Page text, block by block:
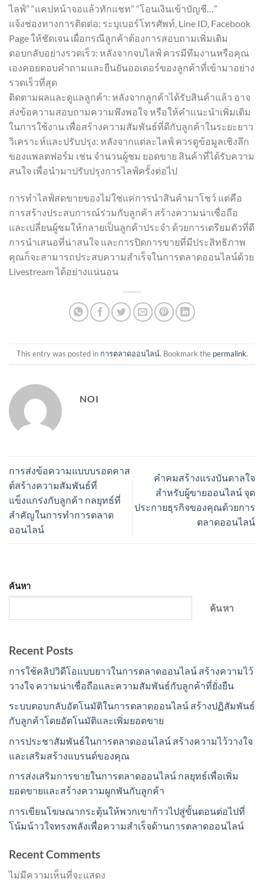
ไลฟ์” “แคปหน้าจอแล้วทักแชท” “โอนเงินเข้าบัญชี…”
แจ้งช่องทางการติดต่อ: ระบุเบอร์โทรศัพท์, Line ID, Facebook
Page ให้ชัดเจน เผื่อกรณีลูกค้าต้องการสอบถามเพิ่มเติม
ตอบกลับอย่างรวดเร็ว: หลังจากจบไลฟ์ ควรมีทีมงานหรือคุณ
เองคอยตอบคำถามและยืนยันออเดอร์ของลูกค้าที่เข้ามาอย่าง
รวดเร็วที่สุด
ติดตามผลและดูแลลูกค้า: หลังจากลูกค้าได้รับสินค้าแล้ว อาจ
ส่งข้อความสอบถามความพึงพอใจ หรือให้คำแนะนำเพิ่มเติม
ในการใช้งาน เพื่อสร้างความสัมพันธ์ที่ดีกับลูกค้าในระยะยาว
วิเคราะห์และปรับปรุง: หลังจากแต่ละไลฟ์ ควรดูข้อมูลเชิงลึก
ของแพลตฟอร์ม เช่น จำนวนผู้ชม ยอดขาย สินค้าที่ได้รับความ
สนใจ เพื่อนำมาปรับปรุงการไลฟ์ครั้งต่อไป
การทำไลฟ์สดขายของไม่ใช่แค่การนำสินค้ามาโชว์ แต่คือ
การสร้างประสบการณ์ร่วมกับลูกค้า สร้างความน่าเชื่อถือ
และเปลี่ยนผู้ชมให้กลายเป็นลูกค้าประจำ ด้วยการเตรียมตัวที่ดี
การนำเสนอที่น่าสนใจ และการปิดการขายที่มีประสิทธิภาพ
คุณก็จะสามารถประสบความสำเร็จในการตลาดออนไลน์ด้วย
Livestream ได้อย่างแน่นอน
This entry was posted in การตลาดออนไลน์. Bookmark the permalink.
NOI
การส่งข้อความแบบบรอดคาส
ต์สร้างความสัมพันธ์ที่
แข็งแกร่งกับลูกค้า กลยุทธ์ที่
สำคัญในการทำการตลาด
ออนไลน์
คำคมสร้างแรงบันดาลใจ
สำหรับผู้ขายออนไลน์ จุด
ประกายธุรกิจของคุณด้วยการ
ตลาดออนไลน์
ค้นหา
ค้นหา
Recent Posts
การใช้คลิปวิดีโอแบบยาวในการตลาดออนไลน์ สร้างความไว้
วางใจ ความน่าเชื่อถือและความสัมพันธ์กับลูกค้าที่ยั่งยืน
ระบบตอบกลับอัตโนมัติในการตลาดออนไลน์ สร้างปฏิสัมพันธ์
กับลูกค้าโดยอัตโนมัติและเพิ่มยอดขาย
การประชาสัมพันธ์ในการตลาดออนไลน์ สร้างความไว้วางใจ
และเสริมสร้างแบรนด์ของคุณ
การส่งเสริมการขายในการตลาดออนไลน์ กลยุทธ์เพื่อเพิ่ม
ยอดขายและสร้างความผูกพันกับลูกค้า
การเขียนโฆษณากระตุ้นให้พวกเขาก้าวไปสู่ขั้นตอนต่อไปที่
โน้มน้าวใจทรงพลังเพื่อความสำเร็จด้านการตลาดออนไลน์
Recent Comments
ไม่มีความเห็นที่จะแสดง